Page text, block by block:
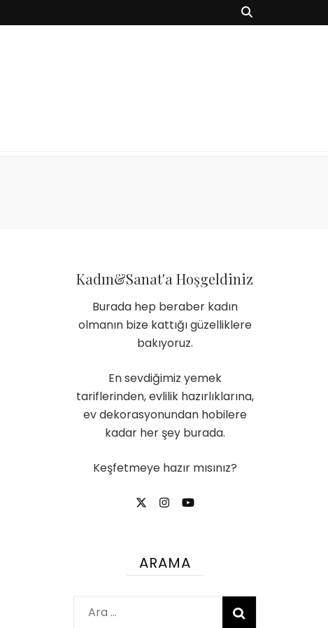
Kadın&Sanat'a Hoşgeldiniz
Burada hep beraber kadın
olmanın bize kattığı güzelliklere
bakıyoruz.
En sevdiğimiz yemek
tariflerinden, evlilik hazırlıklarına,
ev dekorasyonundan hobilere
kadar her şey burada.
Keşfetmeye hazır mısınız?
ARAMA
Arama: